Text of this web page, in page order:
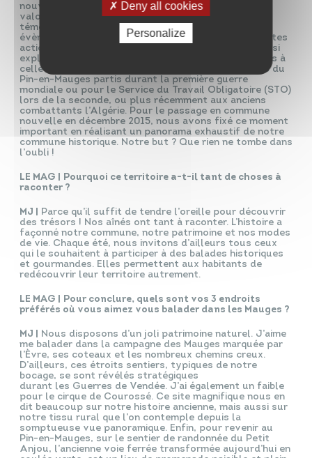
nouvelle statue de bronze, œuvre au service de la
valorisation de notre patrimoine. Livres, expositions,
témoignages, interviews sonores, récits photos,
évènements temporaires…, nous déployons différentes
actions. De nombreux pans de notre histoire sont ainsi
explorés. Par exemple, nous nous sommes intéressés à
celle de la chaussure, au monde paysan, aux jeunes du
Pin-en-Mauges partis durant la première guerre
mondiale ou pour le Service du Travail Obligatoire (STO)
lors de la seconde, ou plus récemment aux anciens
combattants l’Algérie. Pour le passage en commune
nouvelle en décembre 2015, nous avons fixé ce moment
important en réalisant un panorama exhaustif de notre
commune historique. Notre but ? Que rien ne tombe dans
l’oubli !
LE MAG |
Pourquoi ce territoire a-t-il tant de choses à
raconter ?
MJ |
Parce qu’il suffit de tendre l’oreille pour découvrir
des trésors ! Nos aînés ont tant à raconter. L’histoire a
façonné notre commune, notre patrimoine et nos modes
de vie. Chaque été, nous invitons d’ailleurs tous ceux
qui le souhaitent à participer à des balades historiques
et gourmandes. Elles permettent aux habitants de
redécouvrir leur territoire autrement.
LE MAG |
Pour conclure, quels sont vos 3 endroits
préférés où vous aimez vous balader dans les Mauges ?
MJ |
Nous disposons d’un joli patrimoine naturel. J’aime
me balader dans la campagne des Mauges marquée par
l’Èvre, ses coteaux et les nombreux chemins creux.
D’ailleurs, ces étroits sentiers, typiques de notre
bocage, se sont révélés stratégiques
durant les Guerres de Vendée. J’ai également un faible
pour le cirque de Courossé. Ce site magnifique nous en
dit beaucoup sur notre histoire ancienne, mais aussi sur
notre tissu rural que l’on contemple depuis la
somptueuse vue panoramique. Enfin, pour revenir au
Pin-en-Mauges, sur le sentier de randonnée du Petit
Anjou, l’ancienne voie ferrée transformée aujourd’hui en
Deny all cookies
Personalize